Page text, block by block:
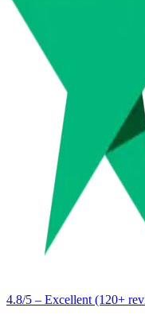
4.8/5 – Excellent (120+